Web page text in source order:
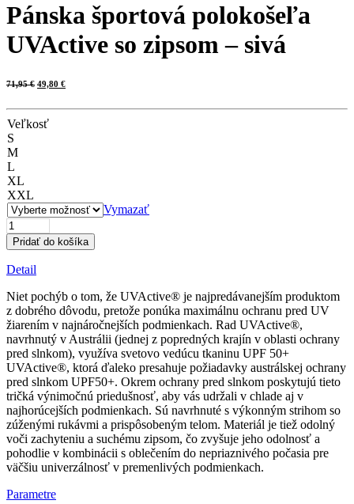
Pánska športová polokošeľa
UVActive so zipsom – sivá
71,95€ Pôvodná
71,95 €.
49,80 €Aktuálna
49,80 €.
Veľkosť
S
M
L
XL
XXL
Vymazať
množstvo
Pánska
športová
polokošeľa
so
zipsom
–
sivá
Pridať do košíka
Detail
Niet pochýb o tom, že UVActive® je najpredávanejším produktom
z dobrého dôvodu, pretože ponúka maximálnu ochranu pred UV
žiarením v najnáročnejších podmienkach. Rad UVActive®,
navrhnutý v Austrálii (jednej z popredných krajín v oblasti ochrany
pred slnkom), využíva svetovo vedúcu tkaninu UPF 50+
UVActive®, ktorá ďaleko presahuje požiadavky austrálskej ochrany
pred slnkom UPF50+. Okrem ochrany pred slnkom poskytujú tieto
tričká výnimočnú priedušnosť, aby vás udržali v chlade aj v
najhorúcejších podmienkach. Sú navrhnuté s výkonným strihom so
zúženými rukávmi a prispôsobeným telom. Materiál je tiež odolný
voči zachyteniu a suchému zipsom, čo zvyšuje jeho odolnosť a
pohodlie v kombinácii s oblečením do nepriaznivého počasia pre
väčšiu univerzálnosť v premenlivých podmienkach.
Parametre